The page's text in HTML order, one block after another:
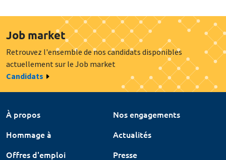
Job market
Retrouvez l'ensemble de nos candidats disponibles
actuellement sur le Job market
Candidats
À propos
Nos engagements
Hommage à
Actualités
Offres d'emploi
Presse